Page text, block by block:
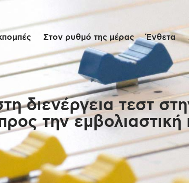
Στον ρυθμό της μέρας Ένθετα
διενέργεια τεστ
την
Αρχική
Εκπομπές
Στον ρυθμό της
μέρας
Ένθετα
Διαγωνισμοί/Live
Links